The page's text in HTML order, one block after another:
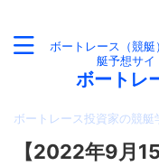
ボートレース（競
艇予想サイ
ボートレ
ボートレース投資家の競艇
【2022年9月